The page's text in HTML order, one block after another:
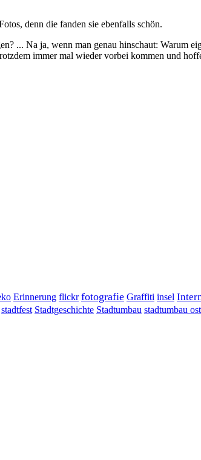
denn die fanden sie ebenfalls schön.
... Na ja, wenn man genau hinschaut: Warum
immer mal wieder vorbei kommen und
Erinnerung flickr fotografie Graffiti insel
stadtfest Stadtgeschichte Stadtumbau stadtumbau ost